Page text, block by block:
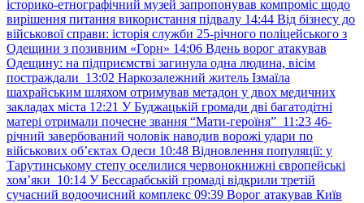
історико-етнографічний музей запропонував компроміс щодо
вирішення питання використання підвалу 14:44 Від бізнесу до
військової справи: історія служби 25-річного поліцейського з
Одещини з позивним «Горн» 14:06 Вдень ворог атакував
Одещину: на підприємстві загинула одна людина, вісім
постраждали 13:02 Наркозалежний житель Ізмаїла
шахрайським шляхом отримував метадон у двох медичних
закладах міста 12:21 У Буджацькій громади дві багатодітні
матері отримали почесне звання “Мати-героїня” 11:23 46-
річний завербований чоловік наводив ворожі удари по
військових обʼєктах Одеси 10:48 Відновлення популяції: у
Тарутинському степу оселилися червонокнижні європейські
хом’яки 10:14 У Бессарабській громаді відкрили третій
сучасний водоочисний комплекс 09:39 Ворог атакував Київ